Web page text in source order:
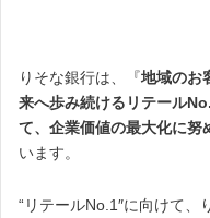
りそな銀行は、『地域のお
来へ歩み続けるリテール
て、企業価値の最大化に努
います。
“リテールNo.1″に向けて、